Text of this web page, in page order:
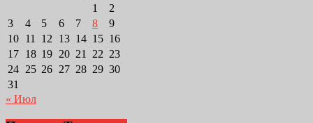
1
2
3
4 5 6 7 8
9
10 11 12 13 14 15 16
17 18 19 20 21 22 23
24 25 26 27 28 29 30
31
« Июл